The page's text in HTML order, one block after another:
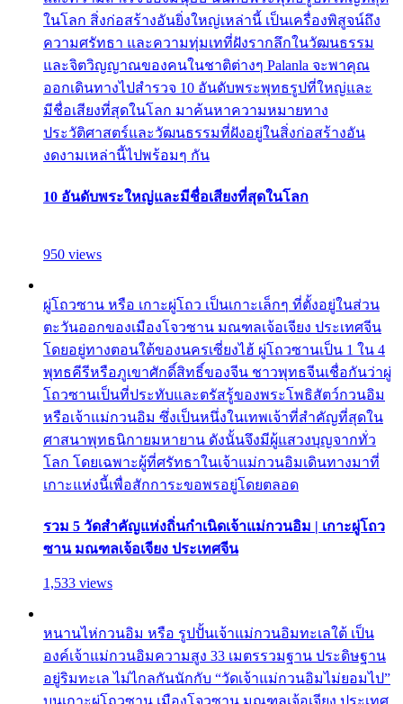
ในโลก สิ่งก่อสร้างอันยิ่งใหญ่เหล่านี้ เป็นเครื่องพิสูจน์ถึง
ความศรัทธา และความทุ่มเทที่ฝังรากลึกในวัฒนธรรม
และจิตวิญญาณของคนในชาติต่างๆ Palanla จะพาคุณ
ออกเดินทางไปสำรวจ 10 อันดับพระพุทธรูปที่ใหญ่และ
มีชื่อเสียงที่สุดในโลก มาค้นหาความหมายทาง
ประวัติศาสตร์และวัฒนธรรมที่ฝังอยู่ในสิ่งก่อสร้างอัน
งดงามเหล่านี้ไปพร้อมๆ กัน
10 อันดับพระใหญ่และมีชื่อเสียงที่สุดในโลก
950 views
ผู่โถวซาน หรือ เกาะผู่โถว เป็นเกาะเล็กๆ ที่ตั้งอยู่ในส่วน
ตะวันออกของเมืองโจวซาน มณฑลเจ้อเจียง ประเทศจีน
โดยอยู่ทางตอนใต้ของนครเซี่ยงไฮ้ ผู่โถวซานเป็น 1 ใน 4
พุทธคีรีหรือภูเขาศักดิ์สิทธิ์ของจีน ชาวพุทธจีนเชื่อกันว่าผู่
โถวซานเป็นที่ประทับและตรัสรู้ของพระโพธิสัตว์กวนอิม
หรือเจ้าแม่กวนอิม ซึ่งเป็นหนึ่งในเทพเจ้าที่สำคัญที่สุดใน
ศาสนาพุทธนิกายมหายาน ดังนั้นจึงมีผู้แสวงบุญจากทั่ว
โลก โดยเฉพาะผู้ที่ศรัทธาในเจ้าแม่กวนอิมเดินทางมาที่
เกาะแห่งนี้เพื่อสักการะขอพรอยู่โดยตลอด
รวม 5 วัดสำคัญแห่งถิ่นกำเนิดเจ้าแม่กวนอิม | เกาะผู่โถว
ซาน มณฑลเจ้อเจียง ประเทศจีน
1,533 views
หนานไห่กวนอิม หรือ รูปปั้นเจ้าแม่กวนอิมทะเลใต้ เป็น
องค์เจ้าแม่กวนอิมความสูง 33 เมตรรวมฐาน ประดิษฐาน
อยู่ริมทะเล ไม่ไกลกันนักกับ “วัดเจ้าแม่กวนอิมไม่ยอมไป”